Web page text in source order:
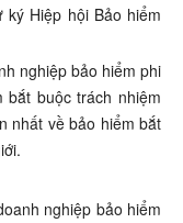
Hiệp hội Bảo hiểm
nghiệp bảo hiểm phi
bắt buộc trách nhiệm
nhất về bảo hiểm bắt
nghiệp bảo hiểm